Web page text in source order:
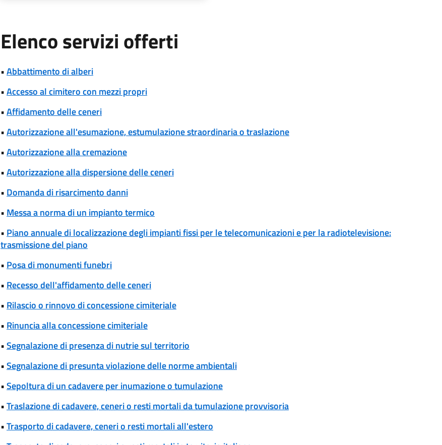
Elenco servizi offerti
•Abbattimento di alberi
•Accesso al cimitero con mezzi propri
•Affidamento delle ceneri
•Autorizzazione all'esumazione, estumulazione straordinaria o traslazione
•Autorizzazione alla cremazione
•Autorizzazione alla dispersione delle ceneri
• Domanda di risarcimento danni
• Messa a norma di un impianto termico
• Piano annuale di localizzazione degli impianti fissi per le telecomunicazioni e per la radiotelevisione:
trasmissione del piano
• Posa di monumenti funebri
• Recesso dell'affidamento delle ceneri
• Rilascio o rinnovo di concessione cimiteriale
• Rinuncia alla concessione cimiteriale
•Segnalazione di presenza di nutrie sul territorio
•Segnalazione di presunta violazione delle norme ambientali
•Sepoltura di un cadavere per inumazione o tumulazione
•Traslazione di cadavere, ceneri o resti mortali da tumulazione provvisoria
•Trasporto di cadavere, ceneri o resti mortali all'estero